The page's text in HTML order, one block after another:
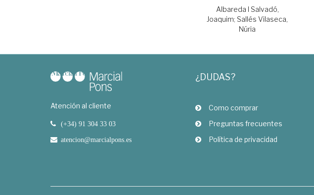
Albareda I Salvadó,
Joaquim; Sallés Vilaseca,
Núria
Atención al cliente
(+34) 91 304 33 03
atencion@marcialpons.es
¿DUDAS?
Como comprar
Preguntas frecuentes
Política de privacidad